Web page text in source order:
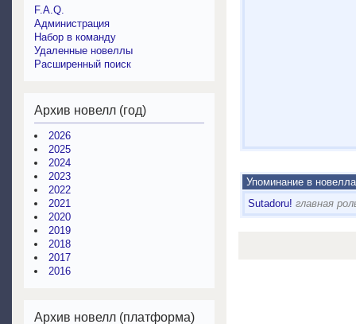
Упоминание в
Sutadoru! главная
F.A.Q.
Администрация
Набор в команду
Удаленные новеллы
Расширенный поиск
Архив новелл (год)
2026
2025
2024
2023
2022
2021
2020
2019
2018
2017
2016
Архив новелл (платформа)